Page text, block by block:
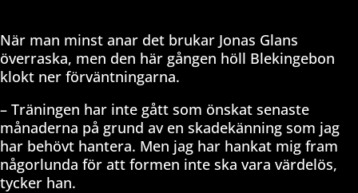
När man minst anar det brukar Jonas Glans
överraska, men den här gången höll Blekingebon
klokt ner förväntningarna.
– Träningen har inte gått som önskat senaste
månaderna på grund av en skadekänning som jag
har behövt hantera. Men jag har hankat mig fram
någorlunda för att formen inte ska vara värdelös,
tycker han.